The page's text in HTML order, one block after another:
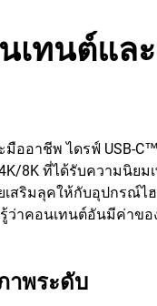
เทนต์และ
มืออาชีพ ไดรฟ์ USB-C™
8K ที่ได้รับความนิยม
เสริมลุคให้กับอุปกรณ์ไฮ
ว่าคอนเทนต์อันมีค่าขอ
พระดับ